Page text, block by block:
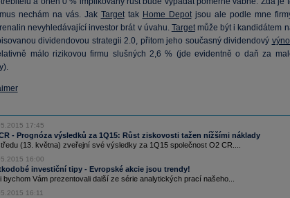
nechám na vás. Jak Targettak Home Depotjsou ale podle mne
nevyhledávající investor brát v úvahu. Targetmůže být i kandidátem
dividendovou strategii 2.0, přitom jeho současný dividendový
málo rizikovou firmu slušných 2,6 % (jde evidentně o daň za
17:45
- Prognóza výsledků za 1Q15: Růst ziskovosti tažen nížšími náklady
(13. května) zveřejní své výsledky za 1Q15 společnost O2 CR....
16:00
investiční tipy - Evropské akcie jsou trendy!
bychom Vám prezentovali další ze série analytických prací našeho...
16:11